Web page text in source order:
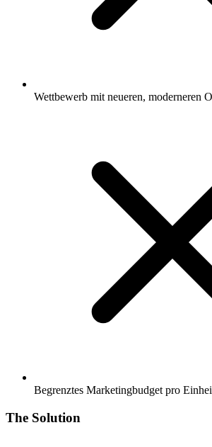
Wettbewerb mit neueren, moderneren
Begrenztes Marketingbudget pro
The Solution